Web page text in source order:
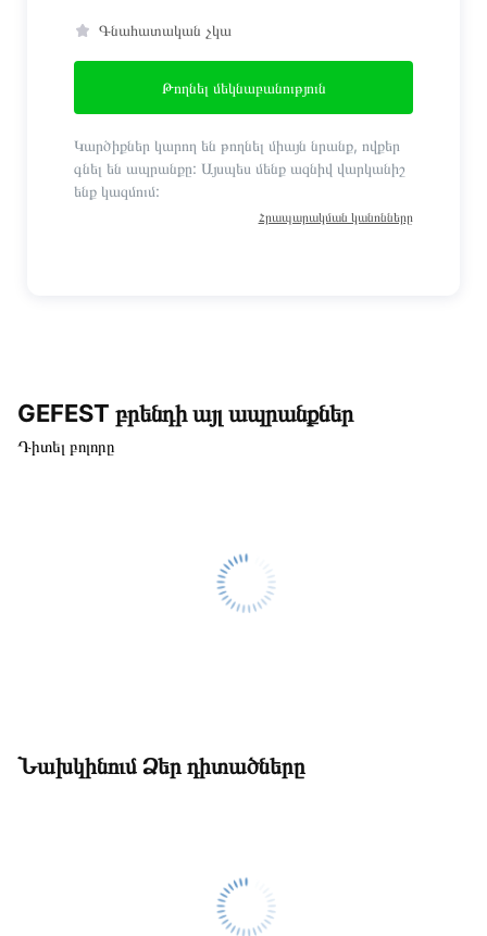
Գնահատական չկա
Թողնել մեկնաբանություն
Կարծիքներ կարող են թողնել միայն նրանք, ովքեր
գնել են ապրանքը: Այսպես մենք ազնիվ վարկանիշ
ենք կազմում:
Հրապարակման կանոնները
GEFEST բրենդի այլ ապրանքներ
Դիտել բոլորը
Նախկինում Ձեր դիտածները